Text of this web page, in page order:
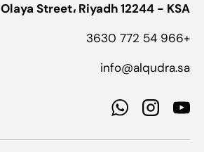
Olaya Street، Riyadh 12244 - KSA
+966 54 772 3630
info@alqudra.sa
YouTube
Instagram
WhatsApp